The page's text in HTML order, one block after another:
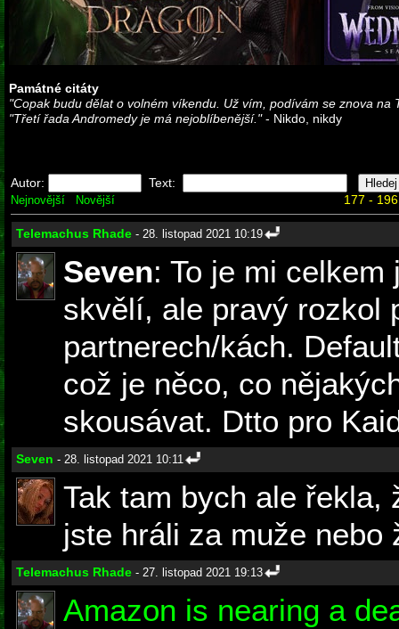
Památné citáty
"Copak budu dělat o volném víkendu. Už vím, podívám se znova na
"Třetí řada Andromedy je má nejoblíbenější."- Nikdo, nikdy
Autor: Text:
Nejnovější Novější 177 -
Telemachus Rhade - 28. listopad 2021 10:19
Seven: To je mi
skvělí, ale pravý rozkol
partnerech/kách.
což je něco, co
skousávat. Dtto pro
Seven - 28. listopad 2021 10:11
Tak tam bych ale řekla,
jste hráli za muže nebo
Telemachus Rhade - 27. listopad 2021 19:13
Amazon is nearing a